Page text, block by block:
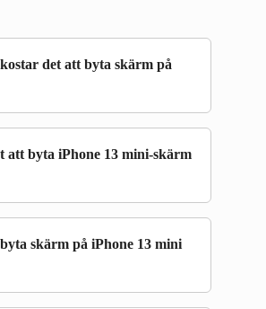
det att byta skärm på
att byta iPhone 13 mini-skärm
skärm på iPhone 13 mini